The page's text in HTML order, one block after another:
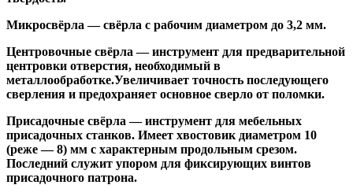
Микросвёрла — свёрла с рабочим диаметром до 3,2 мм.
Центровочные свёрла — инструмент для предварительной
центровки отверстия, необходимый в
металлообработке.Увеличивает точность последующего
сверления и предохраняет основное сверло от поломки.
Присадочные свёрла — инструмент для мебельных
присадочных станков. Имеет хвостовик диаметром 10
(реже — 8) мм с характерным продольным срезом.
Последний служит упором для фиксирующих винтов
присадочного патрона.